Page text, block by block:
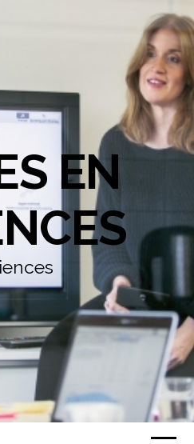
EN